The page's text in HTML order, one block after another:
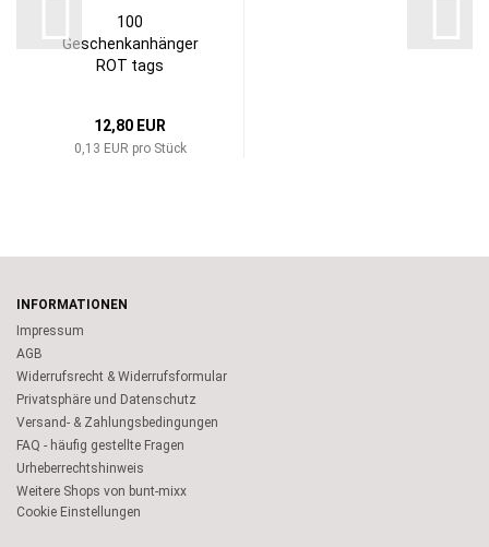
100
Geschenkanhänger
ROT tags
12,80 EUR
0,13 EUR pro Stück
INFORMATIONEN
Impressum
AGB
Widerrufsrecht & Widerrufsformular
Privatsphäre und Datenschutz
Versand- & Zahlungsbedingungen
FAQ - häufig gestellte Fragen
Urheberrechtshinweis
Weitere Shops von bunt-mixx
Cookie Einstellungen